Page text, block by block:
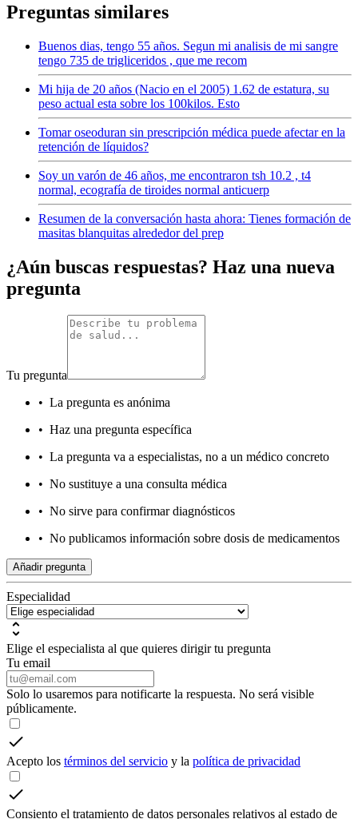
Preguntas similares
Buenos dias, tengo 55 años. Segun mi analisis de mi sangre
tengo 735 de trigliceridos , que me recom
Mi hija de 20 años (Nacio en el 2005) 1.62 de estatura, su
peso actual esta sobre los 100kilos. Esto
Tomar oseoduran sin prescripción médica puede afectar en la
retención de líquidos?
Soy un varón de 46 años, me encontraron tsh 10.2 , t4
normal, ecografía de tiroides normal anticuerp
Resumen de la conversación hasta ahora: Tienes formación de
masitas blanquitas alrededor del prep
¿Aún buscas respuestas? Haz una nueva
pregunta
Tu pregunta
• La pregunta es anónima
• Haz una pregunta específica
• La pregunta va a especialistas, no a un médico concreto
• No sustituye a una consulta médica
• No sirve para confirmar diagnósticos
• No publicamos información sobre dosis de medicamentos
Añadir pregunta
Especialidad
Elige el especialista al que quieres dirigir tu pregunta
Tu email
Solo lo usaremos para notificarte la respuesta. No será visible
públicamente.
Acepto los términos del servicio y la política de privacidad
Consiento el tratamiento de datos personales relativos al estado de